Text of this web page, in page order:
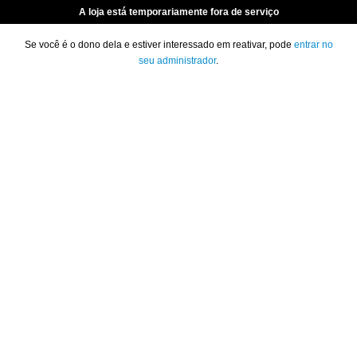
A loja está temporariamente fora de serviço
Se você é o dono dela e estiver interessado em reativar, pode entrar no
seu administrador.